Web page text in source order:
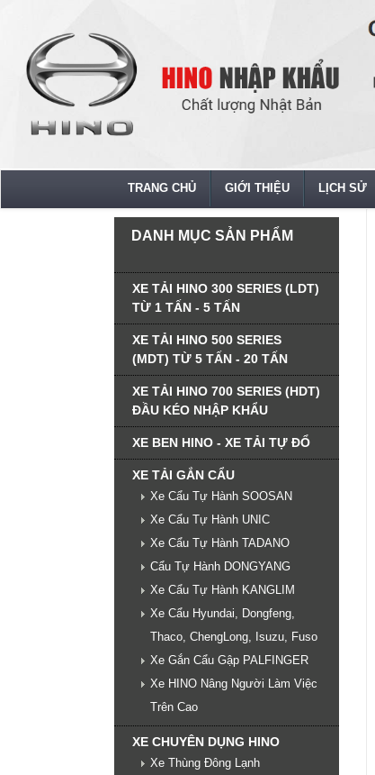
TRANG CHỦ GIỚI THIỆU LỊCH SỬ
DANH MỤC SẢN PHẨM
XE TẢI HINO 300 SERIES (LDT)
TỪ 1 TẤN - 5 TẤN
XE TẢI HINO 500 SERIES
(MDT) TỪ 5 TẤN - 20 TẤN
XE TẢI HINO 700 SERIES (HDT)
ĐẦU KÉO NHẬP KHẨU
XE BEN HINO - XE TẢI TỰ ĐỔ
XE TẢI GẮN CẨU
Xe Cẩu Tự Hành SOOSAN
Xe Cẩu Tự Hành UNIC
Xe Cẩu Tự Hành TADANO
Cẩu Tự Hành DONGYANG
Xe Cẩu Tự Hành KANGLIM
Xe Cẩu Hyundai, Dongfeng,
Thaco, ChengLong, Isuzu, Fuso
Xe Gắn Cẩu Gập PALFINGER
Xe HINO Nâng Người Làm Việc
Trên Cao
XE CHUYÊN DỤNG HINO
Xe Thùng Đông Lạnh